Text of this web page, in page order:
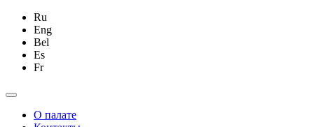
Ru
Eng
Bel
Es
Fr
О палате